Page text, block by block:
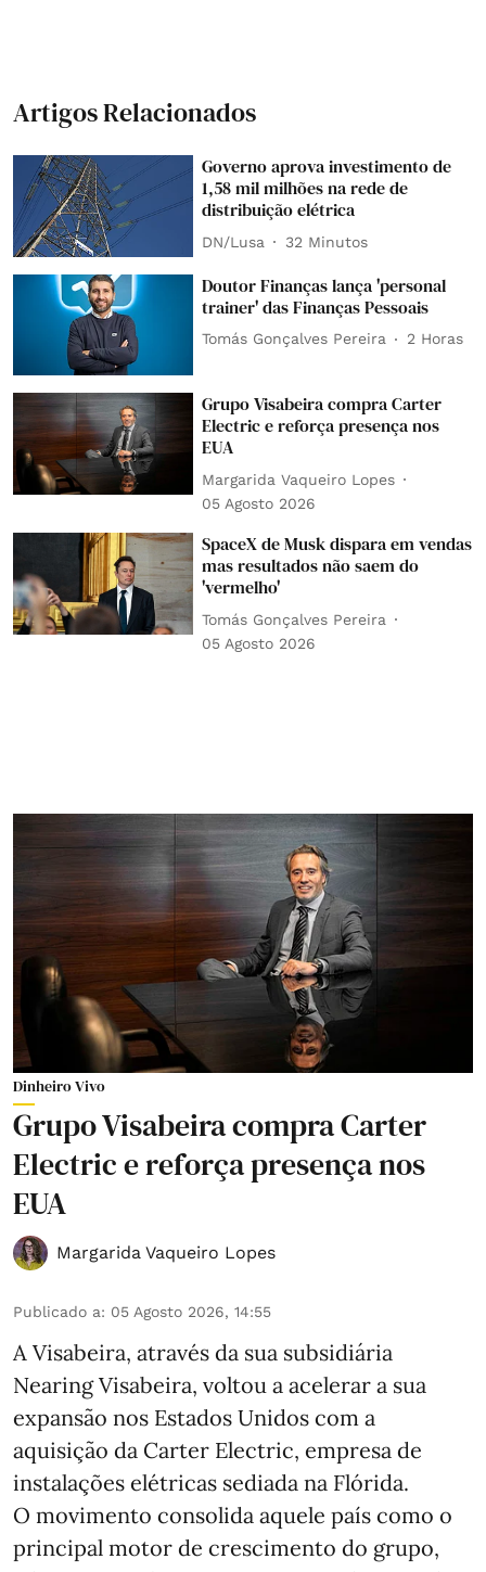
Artigos Relacionados
Governo aprova investimento de
1,58 mil milhões na rede de
distribuição elétrica
DN/Lusa 32 Minutos
Doutor Finanças lança 'personal
trainer' das Finanças Pessoais
Tomás Gonçalves Pereira 2 Horas
Grupo Visabeira compra Carter
Electric e reforça presença nos
EUA
Margarida Vaqueiro Lopes
05 Agosto 2026
SpaceX de Musk dispara em vendas
mas resultados não saem do
'vermelho'
Tomás Gonçalves Pereira
05 Agosto 2026
Dinheiro Vivo
Grupo Visabeira compra Carter
Electric e reforça presença nos
EUA
Margarida Vaqueiro Lopes
Publicado a: 05 Agosto 2026, 14:55
A Visabeira, através da sua subsidiária
Nearing Visabeira, voltou a acelerar a sua
expansão nos Estados Unidos com a
aquisição da Carter Electric, empresa de
instalações elétricas sediada na Flórida.
O movimento consolida aquele país como o
principal motor de crescimento do grupo,